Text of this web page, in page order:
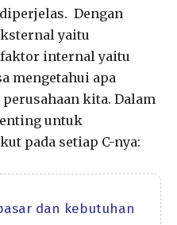
Dengan
yaitu
internal yaitu
mengetahui apa
kita. Dalam
untuk
pada setiap C-nya:
dan kebutuhan